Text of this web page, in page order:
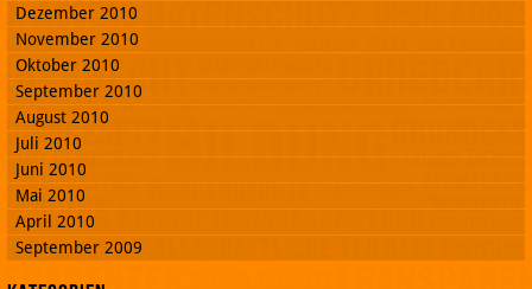
Dezember 2010
November 2010
Oktober 2010
September 2010
August 2010
Juli 2010
Juni 2010
Mai 2010
April 2010
September 2009